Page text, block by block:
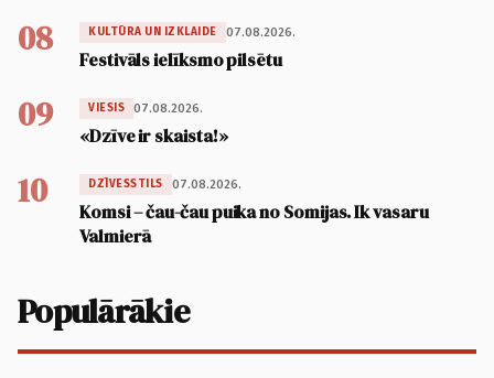
08 KULTŪRA UN IZKLAIDE 07.08.2026.
Festivāls ielīksmo pilsētu
09 VIESIS 07.08.2026.
«Dzīve ir skaista!»
10 DZĪVESSTILS 07.08.2026.
Komsi – čau-čau puika no Somijas. Ik vasaru
Valmierā
Populārākie